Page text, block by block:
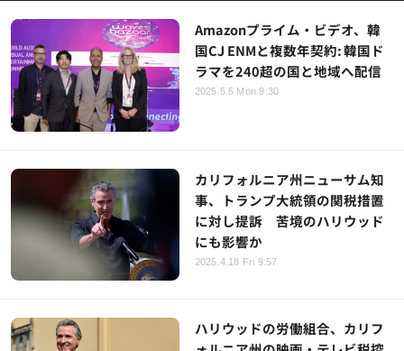
Amazonプライム・ビデオ、韓
国CJ ENMと複数年契約: 韓国ド
ラマを240超の国と地域へ配信
2025.5.5 Mon 9:30
カリフォルニア州ニューサム知
事、トランプ大統領の関税措置
に対し提訴 苦境のハリウッド
にも影響か
2025.4.18 Fri 9:57
ハリウッドの労働組合、カリフ